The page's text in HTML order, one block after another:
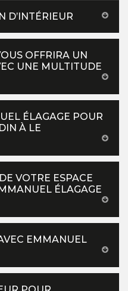
D’INTÉRIEUR
OFFRIRA UN
UNE MULTITUDE
ÉLAGAGE POUR
À LE
VOTRE ESPACE
ÉLAGAGE
EMMANUEL